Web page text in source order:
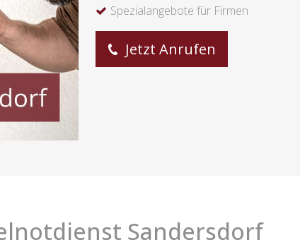
Spezialangebote für Firmen
Jetzt Anrufen
Sandersdorf